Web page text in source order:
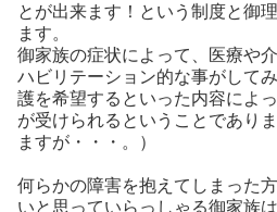
とが出来ます！という制度と御
ます。
御家族の症状によって、医療や
ハビリテーション的な事がして
護を希望するといった内容によ
が受けられるということであり
ますが・・・。）
何らかの障害を抱えてしまった
いと思っていらっしゃる御家族